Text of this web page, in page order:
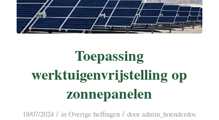
Toepassing
werktuigenvrijstelling op
zonnepanelen
18/07/2024 / inOverige heffingen / dooradmin_hoenderdos